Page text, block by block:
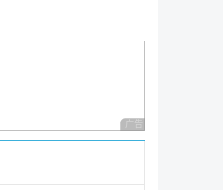
广告 商业广告，理性